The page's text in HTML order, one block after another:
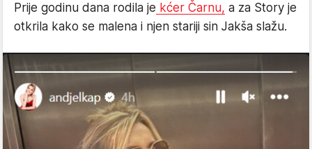
Prije godinu dana rodila je kćer Čarnu, a za Story je
otkrila kako se malena i njen stariji sin Jakša slažu.